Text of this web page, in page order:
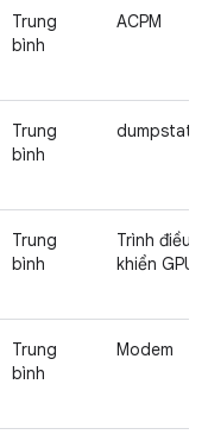
Trung
bình
ACPM
Trung
bình
dumpstate
Trung
bình
Trình điều
khiển GPU
Trung
bình
Modem